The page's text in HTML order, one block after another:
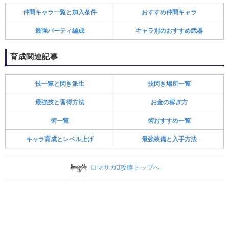
仲間キャラ一覧と加入条件 おすすめ仲間キャラ
最強パーティ編成 キャラ別のおすすめ武器
育成関連記事
技一覧と閃き派生 技閃き場所一覧
最強技と習得方法 お金の稼ぎ方
術一覧 術おすすめ一覧
キャラ育成とレベル上げ 最強装備と入手方法
ロマサガ3攻略トップへ